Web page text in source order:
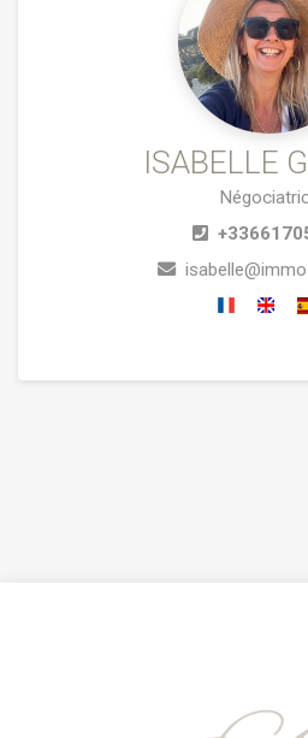
ISABELLE